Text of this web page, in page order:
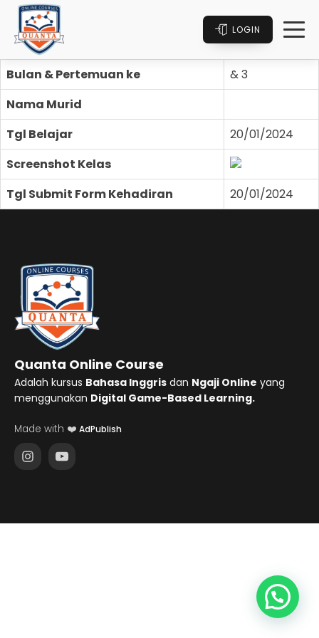
LOGIN
Bulan & Pertemuan ke
& 3
Nama Murid
Tgl Belajar
20/01/2024
Screenshot Kelas
Tgl Submit Form Kehadiran
20/01/2024
Quanta Online Course
Adalah kursus Bahasa Inggris dan Ngaji Online yang
menggunakan Digital Game-Based Learning.
Made with ❤️ AdPublish